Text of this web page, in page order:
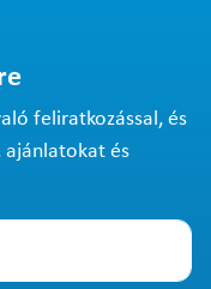
feliratkozással, és
ajánlatokat és